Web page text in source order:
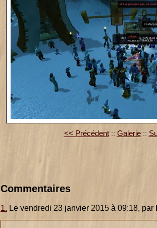
<< Précédent :: Galerie ::
Commentaires
1. Le vendredi 23 janvier 2015 à 09:18, par